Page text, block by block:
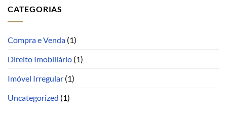
CATEGORIAS
Compra e Venda (1)
Direito Imobiliário (1)
Imóvel Irregular (1)
Uncategorized (1)